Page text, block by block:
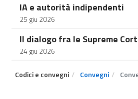
IA e autorità indipendenti
25 giu 2026
Il dialogo fra le Supreme
24 giu 2026
Codici e convegni Convegni